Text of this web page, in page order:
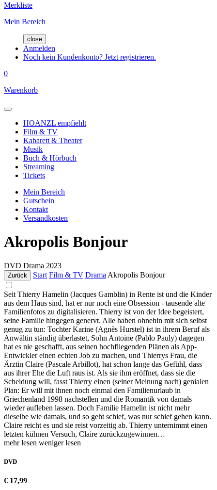
Merkliste
Mein Bereich
close
Anmelden
Noch kein Kundenkonto? Jetzt registrieren.
0
Warenkorb
HOANZL empfiehlt
Film & TV
Kabarett & Theater
Musik
Buch & Hörbuch
Streaming
Tickets
Mein Bereich
Gutschein
Kontakt
Versandkosten
Akropolis Bonjour
DVD Drama 2023
Zurück Start Film & TV Drama Akropolis Bonjour
Seit Thierry Hamelin (Jacques Gamblin) in Rente ist und die Kinder
aus dem Haus sind, hat er nur noch eine Obsession - tausende alte
Familienfotos zu digitalisieren. Thierry ist von der Idee begeistert,
seine Familie hingegen genervt. Alle haben ohnehin mit sich selbst
genug zu tun: Tochter Karine (Agnès Hurstel) ist in ihrem Beruf als
Anwältin ständig überlastet, Sohn Antoine (Pablo Pauly) dagegen
hat es nie geschafft, aus seinen hochfliegenden Plänen als App-
Entwickler einen echten Job zu machen, und Thierrys Frau, die
Ärztin Claire (Pascale Arbillot), hat schon lange das Gefühl, dass
aus ihrer Ehe die Luft raus ist. Als sie ihm eröffnet, dass sie die
Scheidung will, fasst Thierry einen (seiner Meinung nach) genialen
Plan: Er will mit ihnen noch einmal den Familienurlaub in
Griechenland 1998 nachstellen und die Romantik von damals
wieder aufleben lassen. Doch Familie Hamelin ist nicht mehr
dieselbe wie damals, und so geht schief, was nur schief gehen kann.
Claire reicht es und sie reist vorzeitig ab. Thierry unternimmt einen
letzten kühnen Versuch, Claire zurückzugewinnen…
mehr lesen weniger lesen
DVD
€ 17,99